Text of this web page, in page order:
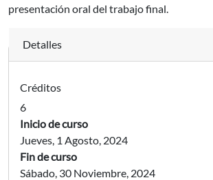
presentación oral del trabajo final.
Detalles
Créditos
6
Inicio de curso
Jueves, 1 Agosto, 2024
Fin de curso
Sábado, 30 Noviembre, 2024